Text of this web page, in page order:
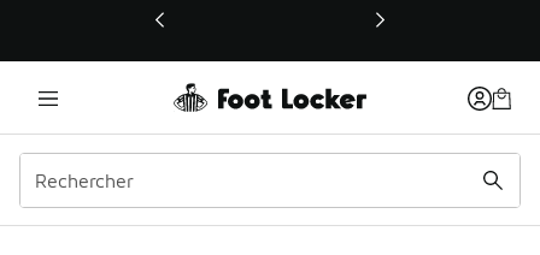
Ce lien ouvrira une nouvelle fenêtre